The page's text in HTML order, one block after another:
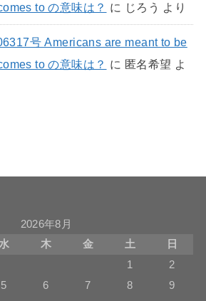
to の意味は？ に じろう より
号 Americans are meant to be
to の意味は？ に 匿名希望 よ
2026年8月
水 木 金 土
日
1
2
5 6 7 8
9